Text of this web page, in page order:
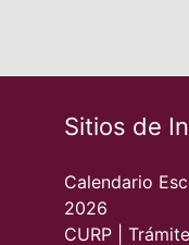
Sitios de
Calendario
2026
CURP |